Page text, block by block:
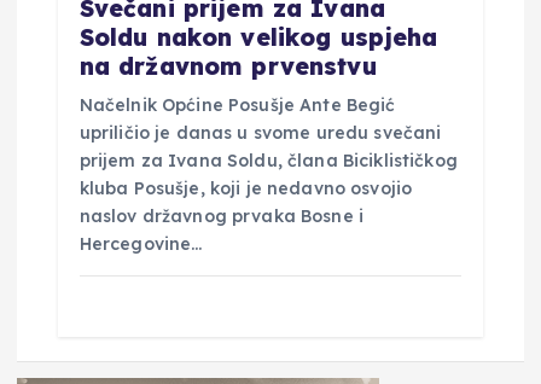
Svečani prijem za Ivana
Soldu nakon velikog uspjeha
na državnom prvenstvu
Načelnik Općine Posušje Ante Begić
upriličio je danas u svome uredu svečani
prijem za Ivana Soldu, člana Biciklističkog
kluba Posušje, koji je nedavno osvojio
naslov državnog prvaka Bosne i
Hercegovine…